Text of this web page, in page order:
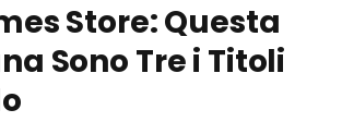
Store: Questa
Sono Tre i Titoli